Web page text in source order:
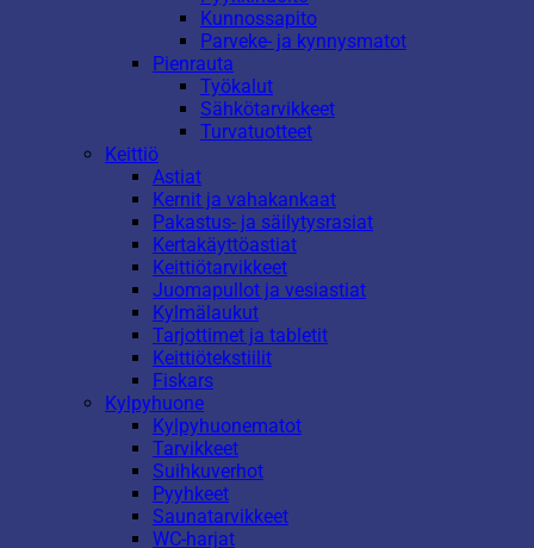
Kunnossapito
Parveke- ja kynnysmatot
Pienrauta
Työkalut
Sähkötarvikkeet
Turvatuotteet
Keittiö
Astiat
Kernit ja vahakankaat
Pakastus- ja säilytysrasiat
Kertakäyttöastiat
Keittiötarvikkeet
Juomapullot ja vesiastiat
Kylmälaukut
Tarjottimet ja tabletit
Keittiötekstiilit
Fiskars
Kylpyhuone
Kylpyhuonematot
Tarvikkeet
Suihkuverhot
Pyyhkeet
Saunatarvikkeet
WC-harjat